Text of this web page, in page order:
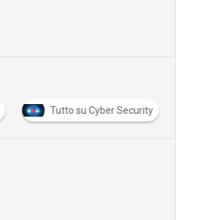
Tutto su Cyber Security